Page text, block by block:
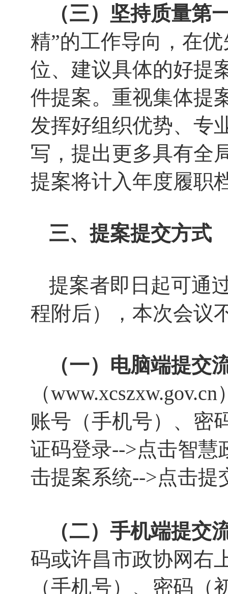
（三）坚持质量第
精”的工作导向，在
位、建议具体的好提
件提案。重视集体提
发挥好组织优势、专
写，提出更多具有全
提案将计入年度履职
三、提案提交方式
提案者即日起可通
程附后），本次会议
（一）电脑端提交
（
账号（手机号）、密
证码登录-->点击智慧
击提案系统-->点击提
（二）手机端提交
码或许昌市政协网右
（手机号）、密码